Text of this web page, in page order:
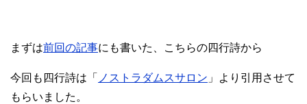
まずは前回の記事にも書いた、こちらの四行詩から
今回も四行詩は「 ノストラダムスサロン 」より引用させて
もらいました。